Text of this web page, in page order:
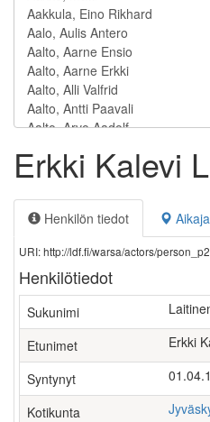
Erkki Kalevi
Henkilön tiedot
URI: http://ldf.fi/warsa/actors/
Henkilötiedot
Sukunimi
Etunimet Erkki
Syntynyt
Kotikunta